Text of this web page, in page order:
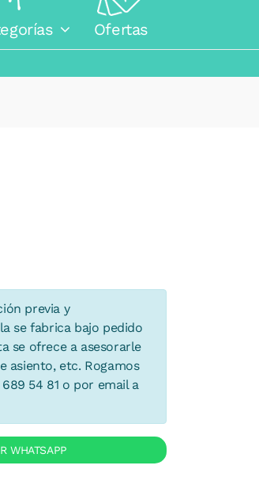
Ofertas
previa y
se fabrica bajo pedido
se ofrece a asesorarle
asiento, etc. Rogamos
54 81 o por email a
WHATSAPP